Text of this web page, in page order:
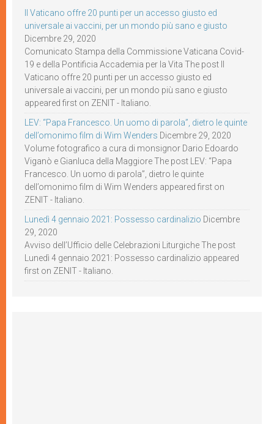
Il Vaticano offre 20 punti per un accesso giusto ed
universale ai vaccini, per un mondo più sano e giusto
Dicembre 29, 2020
Comunicato Stampa della Commissione Vaticana Covid-
19 e della Pontificia Accademia per la Vita The post Il
Vaticano offre 20 punti per un accesso giusto ed
universale ai vaccini, per un mondo più sano e giusto
appeared first on ZENIT - Italiano.
LEV: “Papa Francesco. Un uomo di parola”, dietro le quinte
dell’omonimo film di Wim Wenders Dicembre 29, 2020
Volume fotografico a cura di monsignor Dario Edoardo
Viganò e Gianluca della Maggiore The post LEV: “Papa
Francesco. Un uomo di parola”, dietro le quinte
dell’omonimo film di Wim Wenders appeared first on
ZENIT - Italiano.
Lunedì 4 gennaio 2021: Possesso cardinalizio Dicembre
29, 2020
Avviso dell’Ufficio delle Celebrazioni Liturgiche The post
Lunedì 4 gennaio 2021: Possesso cardinalizio appeared
first on ZENIT - Italiano.